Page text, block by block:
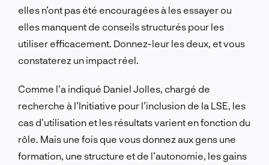
elles n’ont pas été encouragées à les essayer ou
elles manquent de conseils structurés pour les
utiliser efficacement. Donnez-leur les deux, et vous
constaterez un impact réel.
Comme l’a indiqué Daniel Jolles, chargé de
recherche à l’Initiative pour l’inclusion de la LSE, les
cas d’utilisation et les résultats varient en fonction du
rôle. Mais une fois que vous donnez aux gens une
formation, une structure et de l’autonomie, les gains